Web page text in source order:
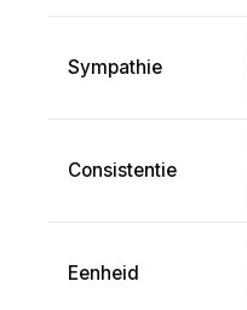
Sympathie
Consistentie
Eenheid